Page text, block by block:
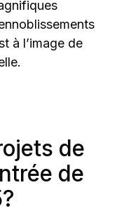
à l’image de
de
de